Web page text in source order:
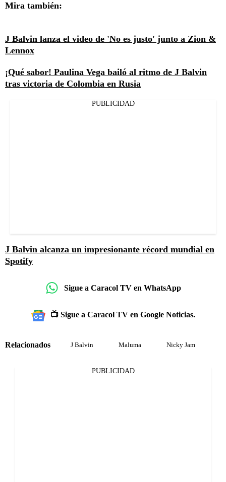
Mira también:
J Balvin lanza el video de 'No es justo' junto a Zion &
Lennox
¡Qué sabor! Paulina Vega bailó al ritmo de J Balvin
tras victoria de Colombia en Rusia
PUBLICIDAD
J Balvin alcanza un impresionante récord mundial en
Spotify
Sigue a Caracol TV en WhatsApp
📺 Sigue a Caracol TV en Google Noticias.
Relacionados J Balvin Maluma Nicky Jam
PUBLICIDAD